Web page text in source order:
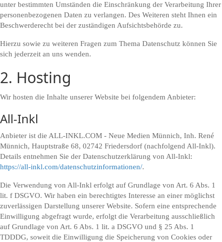
unter bestimmten Umständen die Einschränkung der Verarbeitung Ihrer
personenbezogenen Daten zu verlangen. Des Weiteren steht Ihnen ein
Beschwerderecht bei der zuständigen Aufsichtsbehörde zu.
Hierzu sowie zu weiteren Fragen zum Thema Datenschutz können Sie
sich jederzeit an uns wenden.
2. Hosting
Wir hosten die Inhalte unserer Website bei folgendem Anbieter:
All-Inkl
Anbieter ist die ALL-INKL.COM - Neue Medien Münnich, Inh. René
Münnich, Hauptstraße 68, 02742 Friedersdorf (nachfolgend All-Inkl).
Details entnehmen Sie der Datenschutzerklärung von All-Inkl:
https://all-inkl.com/datenschutzinformationen/.
Die Verwendung von All-Inkl erfolgt auf Grundlage von Art. 6 Abs. 1
lit. f DSGVO. Wir haben ein berechtigtes Interesse an einer möglichst
zuverlässigen Darstellung unserer Website. Sofern eine entsprechende
Einwilligung abgefragt wurde, erfolgt die Verarbeitung ausschließlich
auf Grundlage von Art. 6 Abs. 1 lit. a DSGVO und § 25 Abs. 1
TDDDG, soweit die Einwilligung die Speicherung von Cookies oder